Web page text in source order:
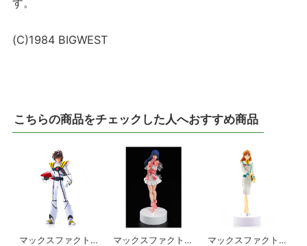
す。
(C)1984 BIGWEST
こちらの商品をチェックした人へおすすめ商品
マックスファクトリー マックスファクトリー マックスファクトリー